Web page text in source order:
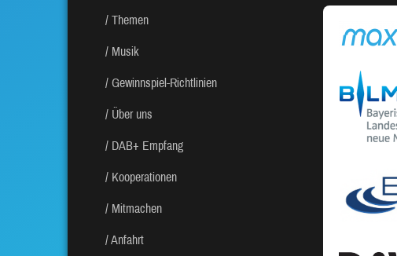
Themen
Musik
Gewinnspiel-Richtlinien
Über uns
DAB+ Empfang
Kooperationen
Mitmachen
Anfahrt